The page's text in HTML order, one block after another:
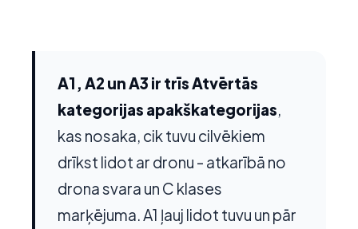
A1, A2 un A3 ir trīs Atvērtās
kategorijas apakškategorijas,
kas nosaka, cik tuvu cilvēkiem
drīkst lidot ar dronu - atkarībā no
drona svara un C klases
marķējuma. A1 ļauj lidot tuvu un pār